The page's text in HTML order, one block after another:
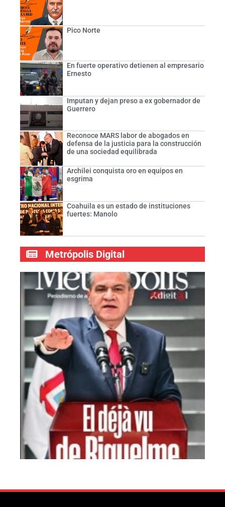
Pico Norte
En fuerte operativo detienen al empresario
Ernesto
Imputan y dejan preso a ex gobernador de
Guerrero
Reconoce MARS labor de abogados en
defensa de la justicia para la construcción
de una sociedad equilibrada
Archilei conquista oro en equipos en
esgrima
Coahuila es un estado de instituciones
fuertes: Manolo
Metrópolis Digital